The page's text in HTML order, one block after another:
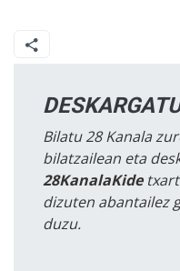
Bilatu 28 Kanala
bilatzailean eta
28KanalaKide
dizuten abantailez
duzu.